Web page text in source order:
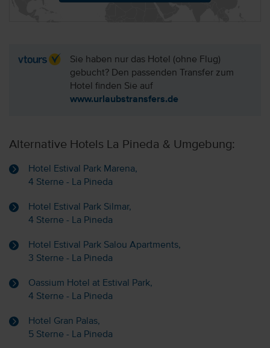
Sie haben nur das Hotel (ohne Flug)
gebucht? Den passenden Transfer zum
Hotel finden Sie auf
www.urlaubstransfers.de
Alternative Hotels La Pineda & Umgebung:
Hotel Estival Park Marena,
4 Sterne - La Pineda
Hotel Estival Park Silmar,
4 Sterne - La Pineda
Hotel Estival Park Salou Apartments,
3 Sterne - La Pineda
Oassium Hotel at Estival Park,
4 Sterne - La Pineda
Hotel Gran Palas,
5 Sterne - La Pineda